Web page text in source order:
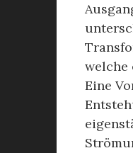
welche
Eine